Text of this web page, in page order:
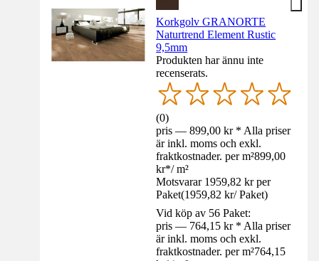
Korkgolv GRANORTE
Naturtrend Element Rustic
9,5mm
Produkten har ännu inte
recenserats.
(0)
pris — 899,00 kr * Alla priser
är inkl. moms och exkl.
fraktkostnader. per m²899,00
kr*/ m²
Motsvarar 1959,82 kr per
Paket(1959,82 kr/ Paket)
Vid köp av 56 Paket:
pris — 764,15 kr * Alla priser
är inkl. moms och exkl.
fraktkostnader. per m²764,15